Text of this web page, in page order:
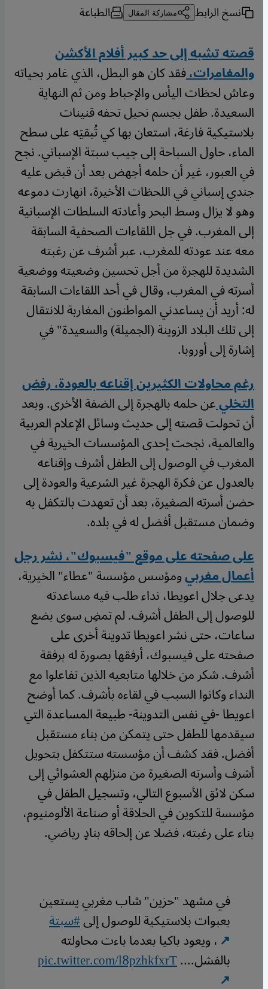
نسخ الرابط مشاركة المقال الطباعة
قصته تشبه إلى حد كبير أفلام الأكشن
والمغامرات،فقد كان هو البطل، الذي غامر بحياته
وعاش لحظات اليأس والإحباط ومن ثم النهاية
السعيدة. طفل بجسم نحيل تحفه قنينات
بلاستيكية فارغة، استعان بها كي تُبقيَه على سطح
الماء، حاول السباحة إلى جيب سبتة الإسباني. نجح
في العبور، غير أن حلمه أجهض بعد أن قبض عليه
جندي إسباني في اللحظات الأخيرة، انهارت دموعه
وهو لا يزال وسط البحر وأعادته السلطات الإسبانية
إلى المغرب. في جل اللقاءات الصحفية السابقة
معه عند عودته للمغرب، عبر أشرف عن رغبته
الشديدة للهجرة من أجل تحسين وضعيته ووضعية
أسرته في المغرب، وقال في أحد اللقاءات السابقة
له: أريد أن يساعدني المواطنون المغاربة للانتقال
إلى تلك البلاد الزوينة (الجميلة) والسعيدة" في
إشارة إلى أوروبا.
رغم محاولات الكثيرين إقناعه بالعودة، رفض
التخليعن حلمه بالهجرة إلى الضفة الأخرى. وبعد
أن تحولت قصته إلى حديث وسائل الإعلام العربية
والعالمية، نجحت إحدى المؤسسات الخيرية في
المغرب في الوصول إلى الطفل أشرف وإقناعه
بالعدول عن فكرة الهجرة غير الشرعية والعودة إلى
حضن أسرته الصغيرة، بعد أن تعهدت بالتكفل به
وضمان مستقبل أفضل له في بلده.
على صفحته على موقع "فيسبوك"، نشر رجل
أعمال مغربيومؤسس مؤسسة "عطاء" الخيرية،
يدعى جلال اعويطا، نداء طلب فيه مساعدته
للوصول إلى الطفل أشرف. لم تمضِ سوى بضع
ساعات، حتى نشر اعويطا تدوينة أخرى على
صفحته على فيسبوك، أرفقها بصورة له برفقة
أشرف. شكر من خلالها متابعيه الذين تفاعلوا مع
النداء وكانوا السبب في لقاءه بأشرف. كما أوضح
اعويطا -في نفس التدوينة- طبيعة المساعدة التي
سيقدمها للطفل حتى يتمكن من بناء مستقبل
أفضل. فقد كشف أن مؤسسته ستتكفل بتحويل
أشرف وأسرته الصغيرة من منزلهم العشوائي إلى
سكن لائق الأسبوع التالي، وتسجيل الطفل في
مؤسسة للتكوين في الحلاقة أو صناعة الألومنيوم،
بناء على رغبته، فضلا عن إلحاقه بنادٍ رياضي.
في مشهد "حزين" شاب مغربي يستعين
بعبوات بلاستيكية للوصول إلى#سبتة
، ويعود باكيا بعدما باءت محاولته
بالفشل....pic.twitter.com/l8pzhkfxrT